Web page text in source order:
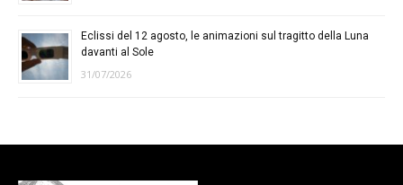
Eclissi del 12 agosto, le animazioni sul tragitto della Luna
davanti al Sole
31/07/2026